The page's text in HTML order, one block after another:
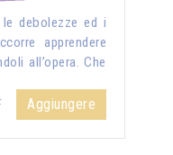
debolezze ed i
apprendere
all’opera. Che
Aggiungere